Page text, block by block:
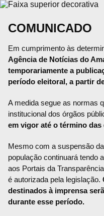
COMUNICADO
Em cumprimento às
Agência de Notícias do
temporariamente a
período eleitoral, a partir
A medida segue as normas
institucional dos órgãos
em vigor até o término das
Mesmo com a suspensão
população continuará tendo
aos Portais da
é autorizada pela legislação.
destinados à imprensa
durante esse período.